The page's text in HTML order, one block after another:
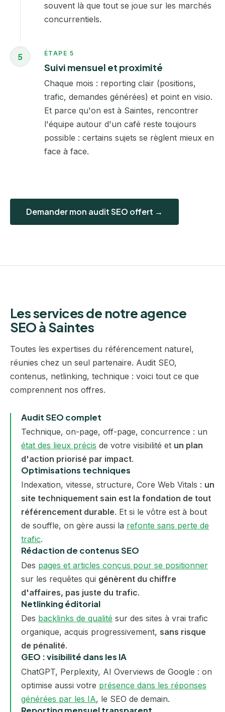
souvent là que tout se joue sur les marchés
concurrentiels.
5 ÉTAPE 5
Suivi mensuel et proximité
Chaque mois : reporting clair (positions,
trafic, demandes générées) et point en visio.
Et parce qu'on est à Saintes, rencontrer
l'équipe autour d'un café reste toujours
possible : certains sujets se règlent mieux en
face à face.
Demander mon audit SEO offert →
Les services de notre agence
SEO à Saintes
Toutes les expertises du référencement naturel,
réunies chez un seul partenaire. Audit SEO,
contenus, netlinking, technique : voici tout ce que
comprennent nos offres.
Audit SEO complet
Technique, on-page, off-page, concurrence : un
état des lieux précis de votre visibilité et un plan
d'action priorisé par impact.
Optimisations techniques
Indexation, vitesse, structure, Core Web Vitals : un
site techniquement sain est la fondation de tout
référencement durable. Et si le vôtre est à bout
de souffle, on gère aussi la refonte sans perte de
trafic.
Rédaction de contenus SEO
Des pages et articles conçus pour se positionner
sur les requêtes qui génèrent du chiffre
d'affaires, pas juste du trafic.
Netlinking éditorial
Des backlinks de qualité sur des sites à vrai trafic
organique, acquis progressivement, sans risque
de pénalité.
GEO : visibilité dans les IA
ChatGPT, Perplexity, AI Overviews de Google : on
optimise aussi votre présence dans les réponses
générées par les IA, le SEO de demain.